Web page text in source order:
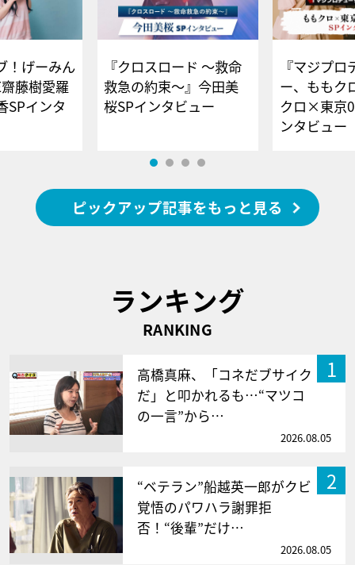
！げーみん
藤樹愛羅
SPインタ
『クロスロード ～救命
救急の約束～』今田美
桜SPインタビュー
『マジプロ
ー、ももク
クロ×東京
ンタビュー
ピックアップ記事をもっと見る
ランキング
RANKING
1
高橋真麻、「コネだブサイク
だ」と叩かれるも…“マツコ
の一言”から…
2026.08.05
2
“ベテラン”船越英一郎がクビ
覚悟のパワハラ謝罪拒
否！“後輩”だけ…
2026.08.05